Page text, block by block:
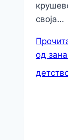
своја…
од